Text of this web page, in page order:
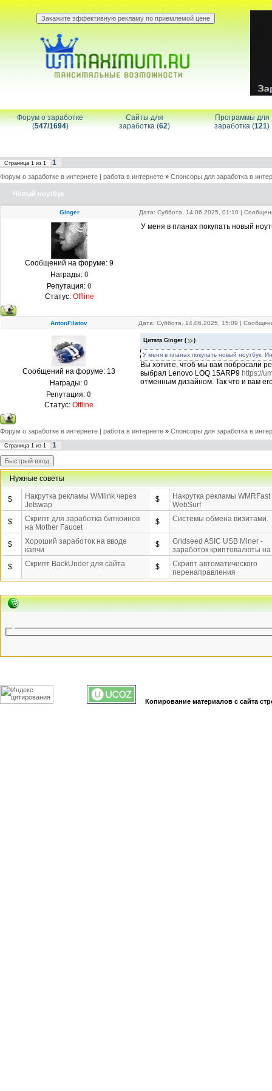
Форум о заработке
(547/1694)
Сайты для
заработка (62)
Программы для
заработка (121)
Страница 1 из 1 1
Форум о заработке в интернете | работа в интернете » Спонсоры для заработка в
Новый ноутбук
Ginger Дата: Суббота, 14.06.2025, 01:10 |
Сообщений на форуме: 9
Награды: 0
Репутация: 0
Статус: Offline
У меня в планах покупать новый
AntonFilatov Дата: Суббота, 14.06.2025, 15:09 |
Сообщений на форуме: 13
Награды: 0
Репутация: 0
Статус: Offline
Цитата Ginger ( )
У меня в планах покупать новый ноутбук.
Вы хотите, чтоб мы вам побросали
выбрал Lenovo LOQ 15ARP9 https://
отменным дизайном. Так что и вам
Форум о заработке в интернете | работа в интернете » Спонсоры для заработка в
Страница 1 из 1 1
Нужные советы
$
Накрутка рекламы WMlink через
Jetswap
$
Накрутка рекламы WMRFast
WebSurf
$
Скрипт для заработка биткоинов
на Mother Faucet
$ Системы обмена визитами.
$
Хороший заработок на вводе
капчи
$
Gridseed ASIC USB Miner -
заработок криптовалюты на
майнинге.
$
Скрипт BackUnder для сайта $
Скрипт автоматического
перенаправления
Копирование материалов с сайта